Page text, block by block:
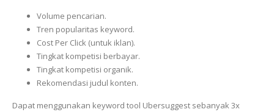
Volume pencarian.
Tren popularitas keyword.
Cost Per Click (untuk iklan).
Tingkat kompetisi berbayar.
Tingkat kompetisi organik.
Rekomendasi judul konten.
Dapat menggunakan keyword tool Ubersuggest sebanyak 3x